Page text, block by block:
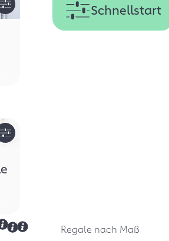
Schnellstart
Regale nach Maß